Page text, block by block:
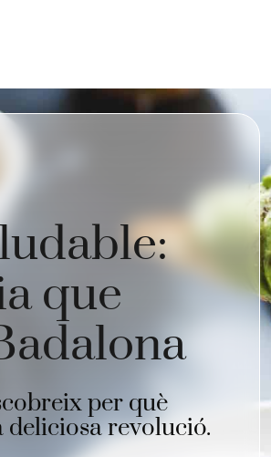
que
per què
deliciosa revolució.